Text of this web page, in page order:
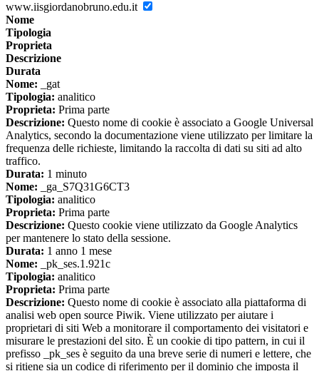
www.iisgiordanobruno.edu.it
Nome
Tipologia
Proprieta
Descrizione
Durata
Nome: _gat
Tipologia: analitico
Proprieta: Prima parte
Descrizione: Questo nome di cookie è associato a Google Universal
Analytics, secondo la documentazione viene utilizzato per limitare la
frequenza delle richieste, limitando la raccolta di dati su siti ad alto
traffico.
Durata: 1 minuto
Nome: _ga_S7Q31G6CT3
Tipologia: analitico
Proprieta: Prima parte
Descrizione: Questo cookie viene utilizzato da Google Analytics
per mantenere lo stato della sessione.
Durata: 1 anno 1 mese
Nome: _pk_ses.1.921c
Tipologia: analitico
Proprieta: Prima parte
Descrizione: Questo nome di cookie è associato alla piattaforma di
analisi web open source Piwik. Viene utilizzato per aiutare i
proprietari di siti Web a monitorare il comportamento dei visitatori e
misurare le prestazioni del sito. È un cookie di tipo pattern, in cui il
prefisso _pk_ses è seguito da una breve serie di numeri e lettere, che
si ritiene sia un codice di riferimento per il dominio che imposta il